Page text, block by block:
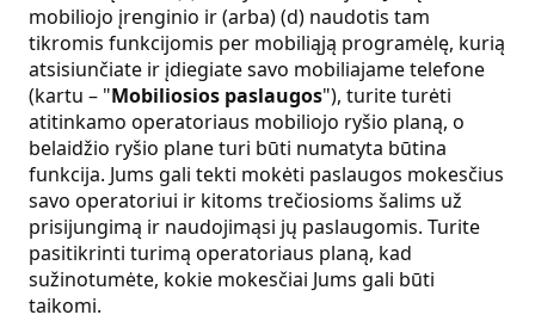
mobiliojo įrenginio ir (arba) (d) naudotis tam
tikromis funkcijomis per mobiliąją programėlę, kurią
atsisiunčiate ir įdiegiate savo mobiliajame telefone
(kartu – "Mobiliosios paslaugos"), turite turėti
atitinkamo operatoriaus mobiliojo ryšio planą, o
belaidžio ryšio plane turi būti numatyta būtina
funkcija. Jums gali tekti mokėti paslaugos mokesčius
savo operatoriui ir kitoms trečiosioms šalims už
prisijungimą ir naudojimąsi jų paslaugomis. Turite
pasitikrinti turimą operatoriaus planą, kad
sužinotumėte, kokie mokesčiai Jums gali būti
taikomi.